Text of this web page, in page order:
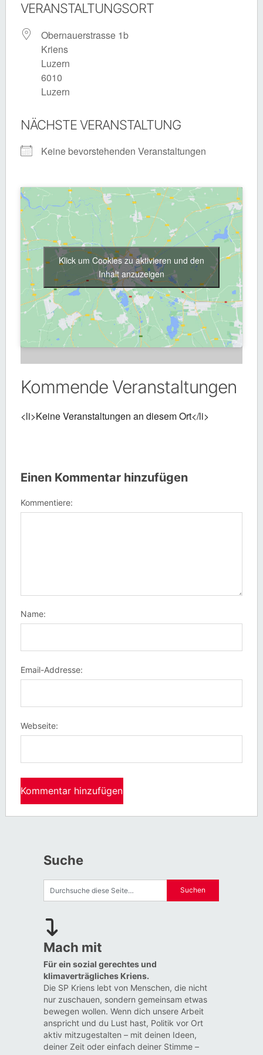
VERANSTALTUNGSORT
Obernauerstrasse 1b
Kriens
Luzern
6010
Luzern
NÄCHSTE VERANSTALTUNG
Keine bevorstehenden Veranstaltungen
Klick um Cookies zu aktivieren und den
Inhalt anzuzeigen
Kommende Veranstaltungen
<li>Keine Veranstaltungen an diesem Ort</li>
Einen Kommentar hinzufügen
Kommentiere:
Name:
Email-Addresse:
Webseite:
Suche
Mach mit
Für ein sozial gerechtes und
klimaverträgliches Kriens.
Die SP Kriens lebt von Menschen, die nicht
nur zuschauen, sondern gemeinsam etwas
bewegen wollen. Wenn dich unsere Arbeit
anspricht und du Lust hast, Politik vor Ort
aktiv mitzugestalten – mit deinen Ideen,
deiner Zeit oder einfach deiner Stimme –